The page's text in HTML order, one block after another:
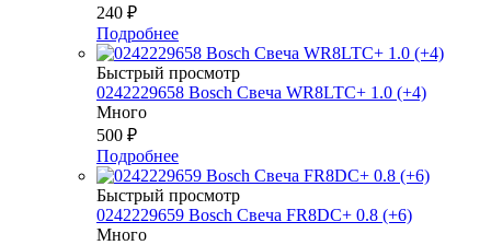
240 ₽
Подробнее
Быстрый просмотр
0242229658 Bosch Свеча WR8LTC+ 1.0 (+4)
Много
500 ₽
Подробнее
Быстрый просмотр
0242229659 Bosch Свеча FR8DC+ 0.8 (+6)
Много